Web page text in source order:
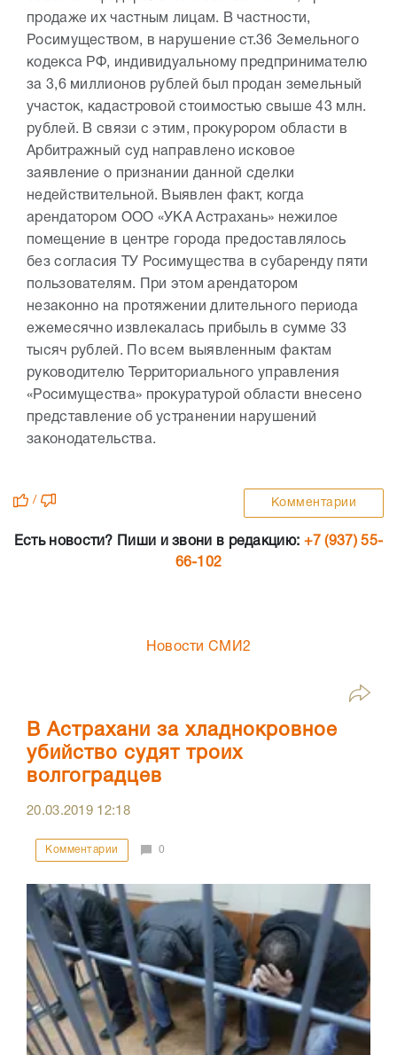
продаже их частным лицам. В частности,
Росимуществом, в нарушение ст.36 Земельного
кодекса РФ, индивидуальному предпринимателю
за 3,6 миллионов рублей был продан земельный
участок, кадастровой стоимостью свыше 43 млн.
рублей. В связи с этим, прокурором области в
Арбитражный суд направлено исковое
заявление о признании данной сделки
недействительной. Выявлен факт, когда
арендатором ООО «УКА Астрахань» нежилое
помещение в центре города предоставлялось
без согласия ТУ Росимущества в субаренду пяти
пользователям. При этом арендатором
незаконно на протяжении длительного периода
ежемесячно извлекалась прибыль в сумме 33
тысяч рублей. По всем выявленным фактам
руководителю Территориального управления
«Росимущества» прокуратурой области внесено
представление об устранении нарушений
законодательства.
/ Комментарии
Есть новости? Пиши и звони в редакцию: +7 (937) 55-
66-102
Новости СМИ2
В Астрахани за хладнокровное
убийство судят троих
волгоградцев
20.03.2019 12:18
Комментарии 0